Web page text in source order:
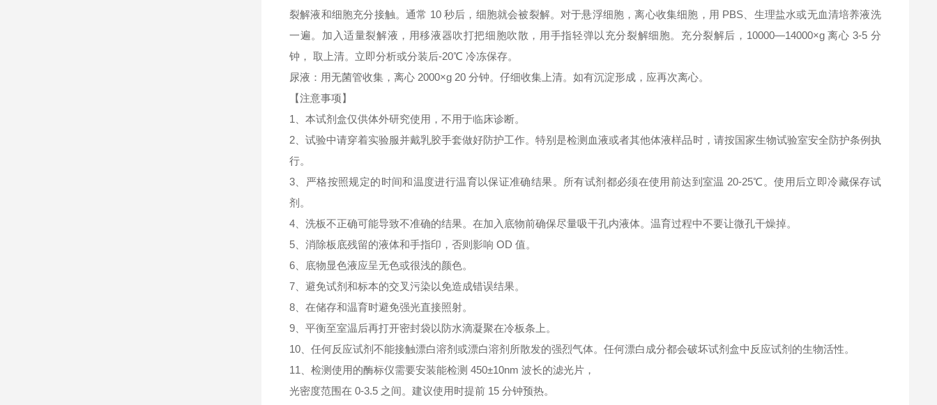
裂解液和细胞充分接触。通常 10 秒后，细胞就会被裂解。对于悬浮细胞，离心收集细胞，用 PBS、生理盐水或无血清培养液洗
一遍。加入适量裂解液，用移液器吹打把细胞吹散，用手指轻弹以充分裂解细胞。充分裂解后，10000—14000×g 离心 3-5 分
钟， 取上清。立即分析或分装后-20℃ 冷冻保存。
尿液：用无菌管收集，离心 2000×g 20 分钟。仔细收集上清。如有沉淀形成，应再次离心。
【注意事项】
1、本试剂盒仅供体外研究使用，不用于临床诊断。
2、试验中请穿着实验服并戴乳胶手套做好防护工作。特别是检测血液或者其他体液样品时，请按国家生物试验室安全防护条例执
行。
3、严格按照规定的时间和温度进行温育以保证准确结果。所有试剂都必须在使用前达到室温 20-25℃。使用后立即冷藏保存试
剂。
4、洗板不正确可能导致不准确的结果。在加入底物前确保尽量吸干孔内液体。温育过程中不要让微孔干燥掉。
5、消除板底残留的液体和手指印，否则影响 OD 值。
6、底物显色液应呈无色或很浅的颜色。
7、避免试剂和标本的交叉污染以免造成错误结果。
8、在储存和温育时避免强光直接照射。
9、平衡至室温后再打开密封袋以防水滴凝聚在冷板条上。
10、任何反应试剂不能接触漂白溶剂或漂白溶剂所散发的强烈气体。任何漂白成分都会破坏试剂盒中反应试剂的生物活性。
11、检测使用的酶标仪需要安装能检测 450±10nm 波长的滤光片，
光密度范围在 0-3.5 之间。建议使用时提前 15 分钟预热。